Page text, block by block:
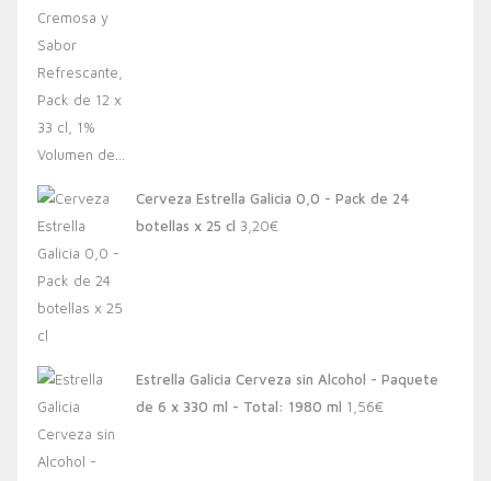
Cerveza Estrella Galicia 0,0 - Pack de 24
botellas x 25 cl 3,20€
Estrella Galicia Cerveza sin Alcohol - Paquete
de 6 x 330 ml - Total: 1980 ml 1,56€